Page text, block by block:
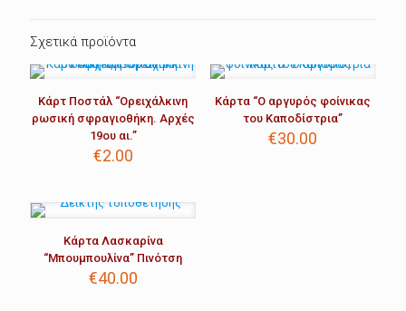
Σχετικά προϊόντα
Κάρτ Ποστάλ “Ορειχάλκινη
ρωσική σφραγιοθήκη. Αρχές
19ου αι.”
€2.00
Κάρτα “Ο αργυρός φοίνικας
του Καποδίστρια”
€30.00
Κάρτα Λασκαρίνα
“Μπουμπουλίνα” Πινότση
€40.00